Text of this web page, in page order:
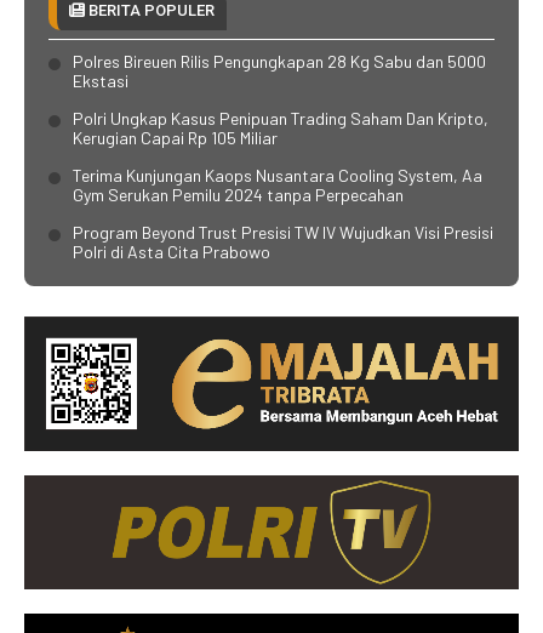
BERITA POPULER
Polres Bireuen Rilis Pengungkapan 28 Kg Sabu dan 5000
Ekstasi
Polri Ungkap Kasus Penipuan Trading Saham Dan Kripto,
Kerugian Capai Rp 105 Miliar
Terima Kunjungan Kaops Nusantara Cooling System, Aa
Gym Serukan Pemilu 2024 tanpa Perpecahan
Program Beyond Trust Presisi TW IV Wujudkan Visi Presisi
Polri di Asta Cita Prabowo